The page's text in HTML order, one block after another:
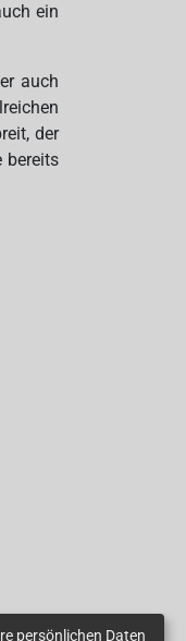
ein
auch
der
bereits
persönlichen Daten